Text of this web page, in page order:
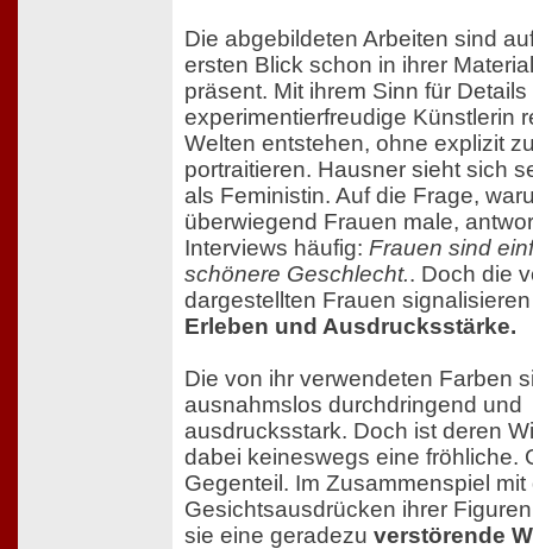
Die abgebildeten Arbeiten sind
ersten Blick schon in ihrer
präsent. Mit ihrem Sinn für
experimentierfreudige Künstlerin
Welten entstehen, ohne explizit
portraitieren. Hausner sieht sich
als Feministin. Auf die Frage,
überwiegend Frauen male,
Interviews häufig: Frauen sind
schönere Geschlecht.. Doch die
dargestellten Frauen
Erleben und Ausdrucksstärke.
Die von ihr verwendeten Farben
ausnahmslos durchdringend und
ausdrucksstark. Doch ist deren
dabei keineswegs eine fröhliche.
Gegenteil. Im Zusammenspiel mit
Gesichtsausdrücken ihrer
sie eine geradezu verstörende